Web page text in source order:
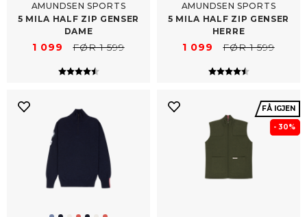
AMUNDSEN SPORTS
5 MILA HALF ZIP GENSER
DAME
1 099 FØR 1 599
Karakter:
4.7 av 5 mulige
AMUNDSEN SPORTS
5 MILA HALF ZIP GENSER
HERRE
1 099 FØR 1 599
Karakter:
4.7 av 5
FÅ IGJEN
- 30%